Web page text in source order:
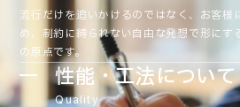
流行だけを追いかけるのではなく、お客様
め、制約に縛られない自由な発想で形にす
の原点です。
性能・工法について
Quality